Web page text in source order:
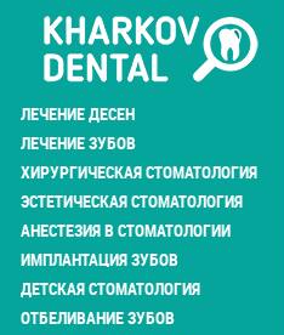
Перейти
основному
содержанию
ЛЕЧЕНИЕ ДЕСЕН
ЛЕЧЕНИЕ ЗУБОВ
ХИРУРГИЧЕСКАЯ СТОМАТОЛОГИЯ
ЭСТЕТИЧЕСКАЯ СТОМАТОЛОГИЯ
АНЕСТЕЗИЯ В СТОМАТОЛОГИИ
ИМПЛАНТАЦИЯ ЗУБОВ
ДЕТСКАЯ СТОМАТОЛОГИЯ
ОТБЕЛИВАНИЕ ЗУБОВ